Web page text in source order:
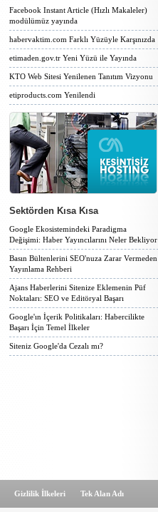
Facebook Instant Article (Hızlı Makaleler)
modülümüz yayında
habervaktim.com Farklı Yüzüyle Karşınızda
etimaden.gov.tr Yeni Yüzü ile Yayında
KTO Web Sitesi Yenilenen Tanıtım Vizyonu
etiproducts.com Yenilendi
Sektörden Kısa Kısa
Google Ekosistemindeki Paradigma
Değişimi: Haber Yayıncılarını Neler Bekliyor
Basın Bültenlerini SEO'nuza Zarar Vermeden
Yayınlama Rehberi
Ajans Haberlerini Sitenize Eklemenin Püf
Noktaları: SEO ve Editöryal Başarı
Google'ın İçerik Politikaları: Habercilikte
Başarı İçin Temel İlkeler
Siteniz Google'da Cezalı mı?
Gizlilik İlkeleri Tek Alan Adı